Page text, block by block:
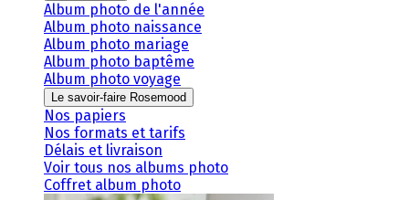
Album photo de l'année
Album photo naissance
Album photo mariage
Album photo baptême
Album photo voyage
Le savoir-faire Rosemood
Nos papiers
Nos formats et tarifs
Délais et livraison
Voir tous nos albums photo
Coffret album photo